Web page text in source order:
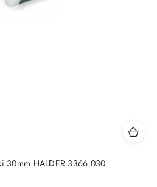
30mm HALDER 3366.030